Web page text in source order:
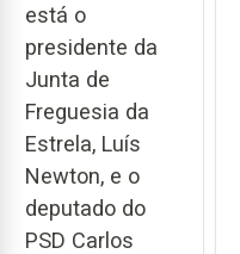
está o
presidente da
Junta de
Freguesia da
Estrela, Luís
Newton, e o
deputado do
PSD Carlos